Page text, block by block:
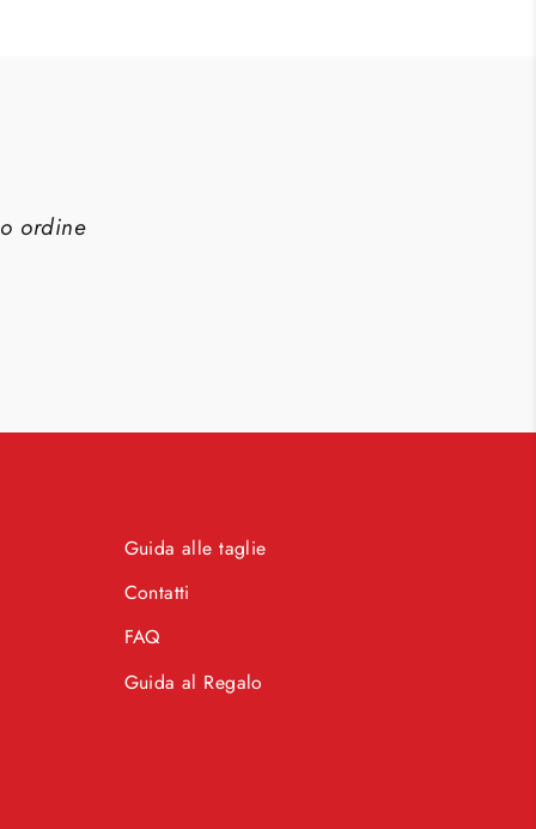
ordine
Guida alle taglie
Contatti
FAQ
Guida al Regalo